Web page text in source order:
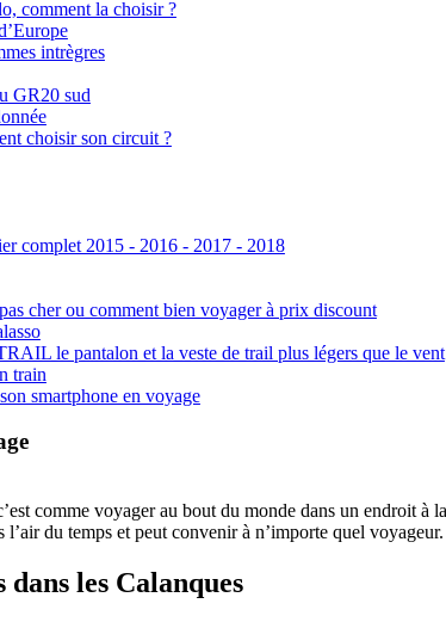
comment la choisir ?
intrègres
GR20 sud
choisir son circuit ?
complet 2015 - 2016 - 2017 - 2018
cher ou comment bien voyager à prix discount
le pantalon et la veste de trail plus légers que le vent
train
smartphone en voyage
comme voyager au bout du monde dans un endroit
l’air du temps et peut convenir à n’importe quel
les Calanques